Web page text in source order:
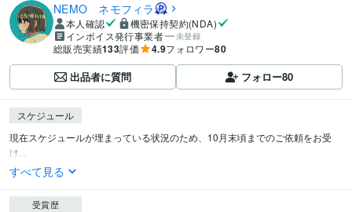
NEMO ネモフィラ
本人確認
機密保持契約(NDA)
インボイス発行事業者
未登録
総販売実績133評価 4.9フォロワー80
出品者に質問 フォロー80
スケジュール
現在スケジュールが埋まっている状況のため、10月末頃までのご依頼をお受
け...
すべて見る
受賞歴